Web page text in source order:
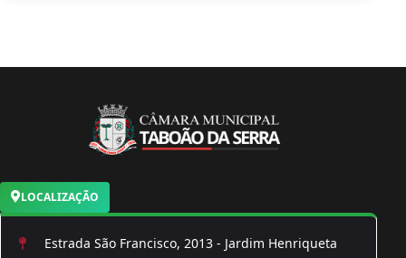
LOCALIZAÇÃO
Estrada São Francisco, 2013 - Jardim Henriqueta